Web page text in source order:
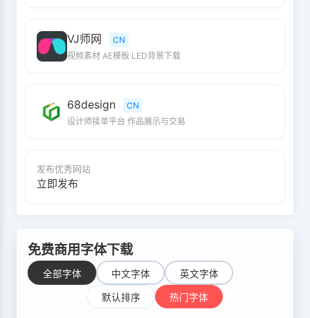
VJ师网
CN
视频素材 AE模板 LED背景下载
68design
CN
设计师接单平台 作品展示与交易
发布优秀网站
立即发布
免费商用字体下载
全部字体 中文字体 英文字体
默认排序 热门字体